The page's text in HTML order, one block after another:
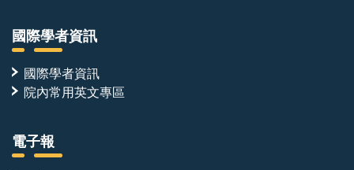
國際學者資訊
國際學者資訊
院內常用英文專區
電子報